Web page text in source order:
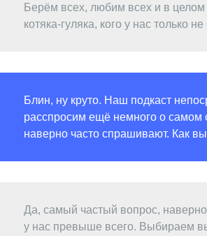
Берём всех, любим всех и в целом
котяка-гуляка, кого у нас только
Блин, ну круто. Наш подкаст
расспросим ещё немного о самом
наверно часто спрашивают. Как
Да, самый частый вопрос,
у нас превыше всего. Выбираем